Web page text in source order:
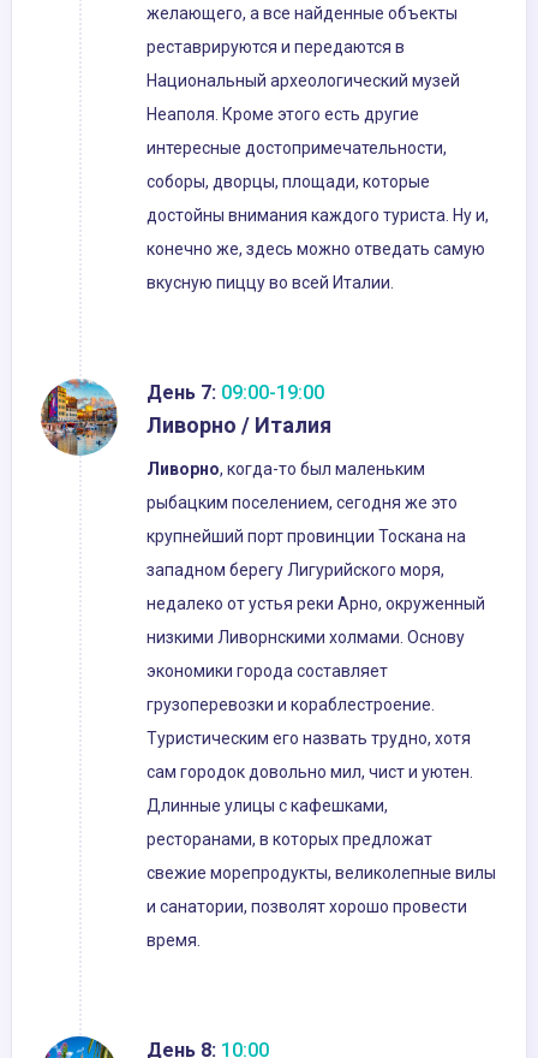
желающего, а все найденные объекты
реставрируются и передаются в
Национальный археологический музей
Неаполя. Кроме этого есть другие
интересные достопримечательности,
соборы, дворцы, площади, которые
достойны внимания каждого туриста. Ну и,
конечно же, здесь можно отведать самую
вкусную пиццу во всей Италии.
День 7: 09:00-19:00
Ливорно / Италия
Ливорно, когда-то был маленьким
рыбацким поселением, сегодня же это
крупнейший порт провинции Тоскана на
западном берегу Лигурийского моря,
недалеко от устья реки Арно, окруженный
низкими Ливорнскими холмами. Основу
экономики города составляет
грузоперевозки и кораблестроение.
Туристическим его назвать трудно, хотя
сам городок довольно мил, чист и уютен.
Длинные улицы с кафешками,
ресторанами, в которых предложат
свежие морепродукты, великолепные вилы
и санатории, позволят хорошо провести
время.
День 8: 10:00